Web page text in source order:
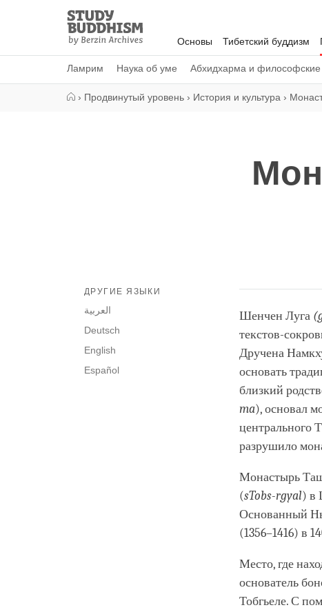
Study
Buddhism
Home
Основы Тибетский буддизм
Ламрим Наука об уме Абхидхарма и
› Продвинутый уровень › История и культура ›
ДРУГИЕ ЯЗЫКИ
العربية
Deutsch
English
Español
Шенчен Луга
текстов-
Дручена
основать
близкий
ma), основал
центрального
разрушило
Монастырь
(sTobs-rgyal) в
Основанный
(1356–1416) в
Место, где
основатель
Тобгьеле. С